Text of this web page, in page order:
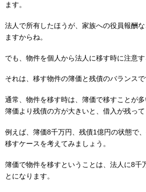
ます。
法人で所有したほうが、家族への役員報酬
ますからね。
でも、物件を個人から法人に移す時に注意す
それは、移す物件の簿価と残債のバランスで
通常、物件を移す時は、簿価で移すことが多
簿価より残債の方が大きいと、借入が残って
例えば、簿価8千万円、残債1億円の状態で
移すケースを考えてみましょう。
簿価で物件を移すということは、法人に8千
とになります。